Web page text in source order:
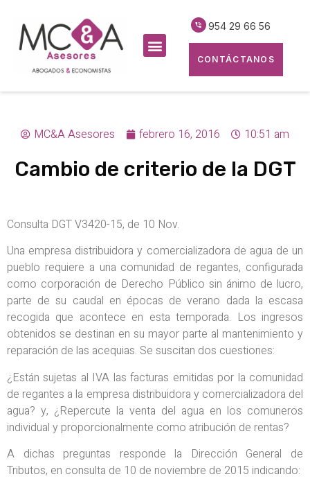
954 29 66 56
CONTÁCTANOS
MC&A Asesores febrero 16, 2016 10:51 am
Cambio de criterio de la DGT
Consulta DGT V3420-15, de 10 Nov.
Una empresa distribuidora y comercializadora de agua de un
pueblo requiere a una comunidad de regantes, configurada
como corporación de Derecho Público sin ánimo de lucro,
parte de su caudal en épocas de verano dada la escasa
recogida que acontece en esta temporada. Los ingresos
obtenidos se destinan en su mayor parte al mantenimiento y
reparación de las acequias. Se suscitan dos cuestiones:
¿Están sujetas al IVA las facturas emitidas por la comunidad
de regantes a la empresa distribuidora y comercializadora del
agua? y, ¿Repercute la venta del agua en los comuneros
individual y proporcionalmente como atribución de rentas?
A dichas preguntas responde la Dirección General de
Tributos, en consulta de 10 de noviembre de 2015 indicando: